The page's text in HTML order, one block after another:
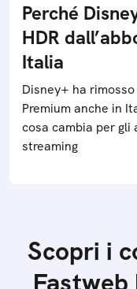
Perché
HDR
Italia
Disney+ ha rimosso
Premium anche in
cosa cambia per
streaming
Scopri i